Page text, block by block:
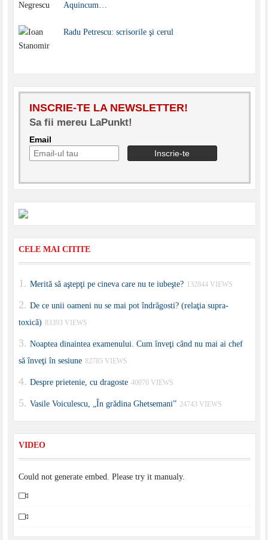
Aquincum…
Radu Petrescu: scrisorile şi cerul
INSCRIE-TE LA NEWSLETTER!
Sa fii mereu LaPunkt!
Email
CELE MAI CITITE
Merită să aştepţi pe cineva care nu te iubeşte? 132844 VIEWS
De ce unii oameni nu se mai pot îndrăgosti? (relaţia supra-
toxică) 83393 VIEWS
Noaptea dinaintea examenului. Cum înveţi când nu mai ai chef
să înveţi în sesiune 82785 VIEWS
Despre prietenie, cu dragoste 40070 VIEWS
Vasile Voiculescu, „În grădina Ghetsemani” 24743 VIEWS
VIDEO
Could not generate embed. Please try it manualy.